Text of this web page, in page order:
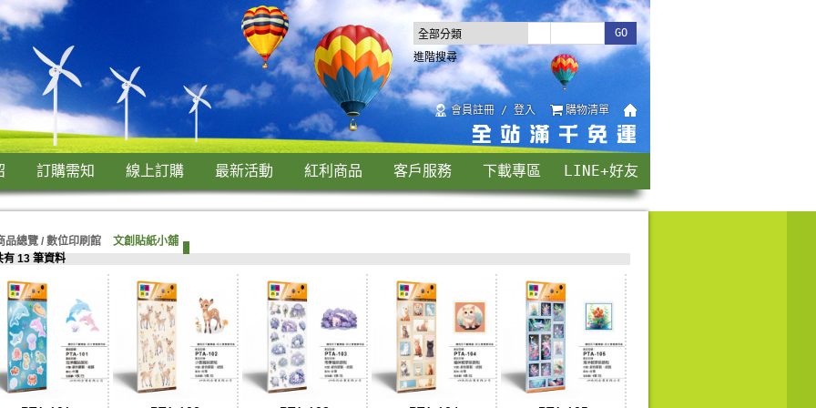
會員註冊 / 登入 購物清單
進階搜尋
訂購需知 線上訂購 最新活動 紅利商品 客戶服務 下載專區 LINE+好友
品總覽 / 數位印刷館
文創貼紙小舖
有 13 筆資料